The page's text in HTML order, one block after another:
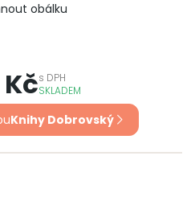
obálku
s DPH
SKLADEM
Knihy Dobrovský